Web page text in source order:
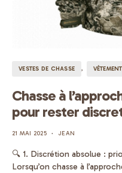
VESTES DE CHASSE
Chasse à
pour rester
21 MAI 2025 JEAN
🔍 1. Discrétion absolue :
Lorsqu’on chasse à